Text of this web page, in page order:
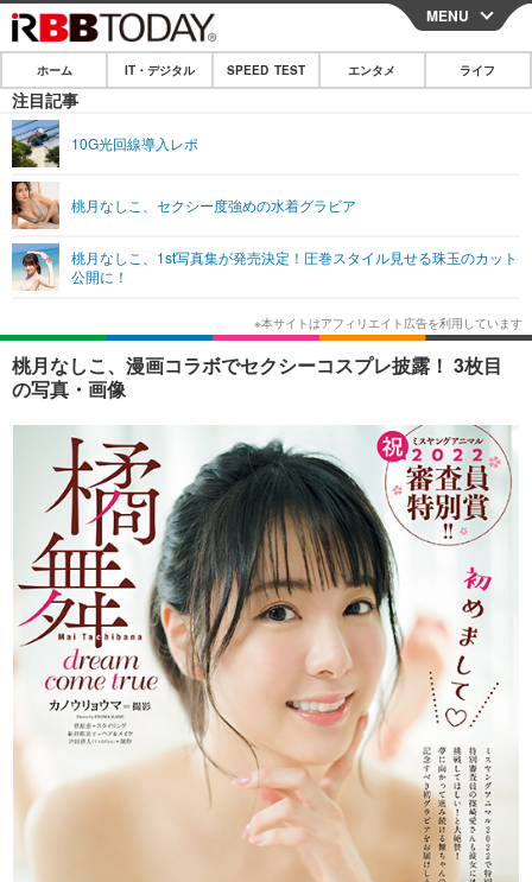
CLOSE
ホーム
IT・デジタル
ショッピング その他
SPEED TEST
エンタメ
エンタメTOP
韓国・芸能
音楽 スポーツ
ショッピング その他
ライフ
ライフTOP グルメ
ペット ショッピング
その他
リリース一覧
プッシュ通知の停止方法
MENU
ホーム IT・デジタル SPEED TEST エンタメ ライフ
注目記事
10G光回線導入レポ
桃月なしこ、セクシー度強めの水着グラビア
桃月なしこ、1st写真集が発売決定！圧巻スタイル見せる珠玉のカット
公開に！
桃月なしこ、漫画コラボでセクシーコスプレ披露！ 3枚目
の写真・画像